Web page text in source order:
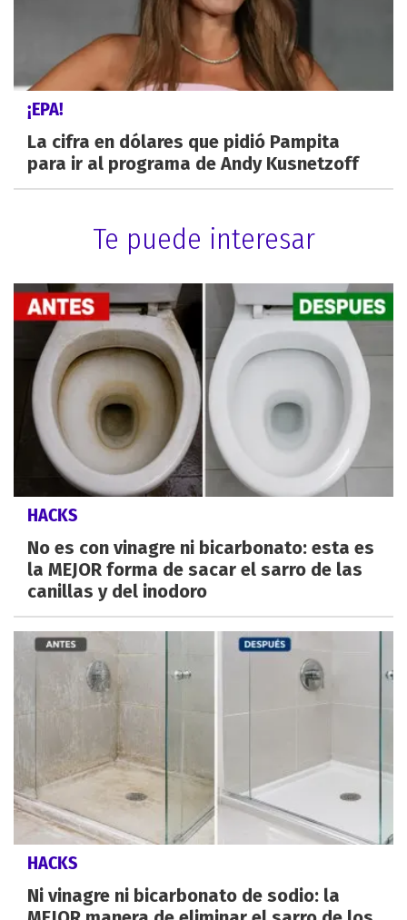
¡EPA!
La cifra en dólares que pidió Pampita
para ir al programa de Andy Kusnetzoff
Te puede interesar
HACKS
No es con vinagre ni bicarbonato: esta es
la MEJOR forma de sacar el sarro de las
canillas y del inodoro
HACKS
Ni vinagre ni bicarbonato de sodio: la